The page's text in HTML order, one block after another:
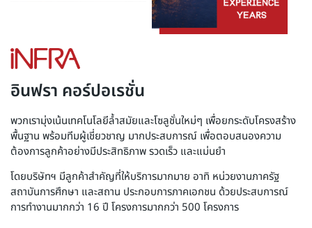
อินฟรา คอร์ปอเรชั่น
พวกเรามุ่งเน้นเทคโนโลยีล้ำสมัยและโซลูชั่นใหม่ๆ เพื่อยกระดับโครงสร้าง
พื้นฐาน พร้อมทีมผู้เชี่ยวชาญ มากประสบการณ์ เพื่อตอบสนองความ
ต้องการลูกค้าอย่างมีประสิทธิภาพ รวดเร็ว และแม่นยำ
โดยบริษัทฯ มีลูกค้าสําคัญที่ให้บริการมากมาย อาทิ หน่วยงานภาครัฐ
สถาบันการศึกษา และสถาน ประกอบการภาคเอกชน ด้วยประสบการณ์
การทำงานมากกว่า 16 ปี โครงการมากกว่า 500 โครงการ